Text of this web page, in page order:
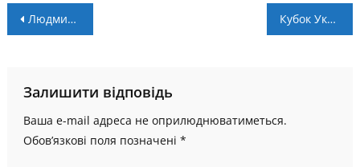
Навігація
Людмила Лузан – в топ-100 лідерів України у 2023 році Кубок України. “Майфон” – “Фурнітура-Експрес 24”. LIVE
Залишити відповідь
Ваша e-mail адреса не оприлюднюватиметься.
Обов’язкові поля позначені *